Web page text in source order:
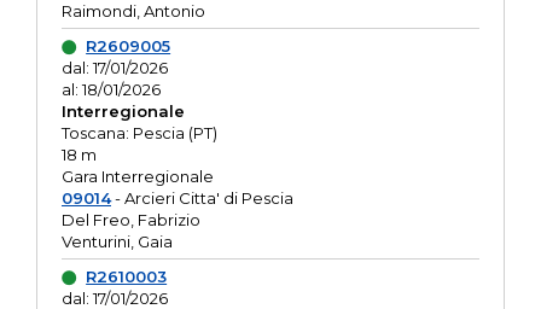
Raimondi, Antonio
R2609005
dal: 17/01/2026
al: 18/01/2026
Interregionale
Toscana: Pescia (PT)
18 m
Gara Interregionale
09014- Arcieri Citta' di Pescia
Del Freo, Fabrizio
Venturini, Gaia
R2610003
dal: 17/01/2026